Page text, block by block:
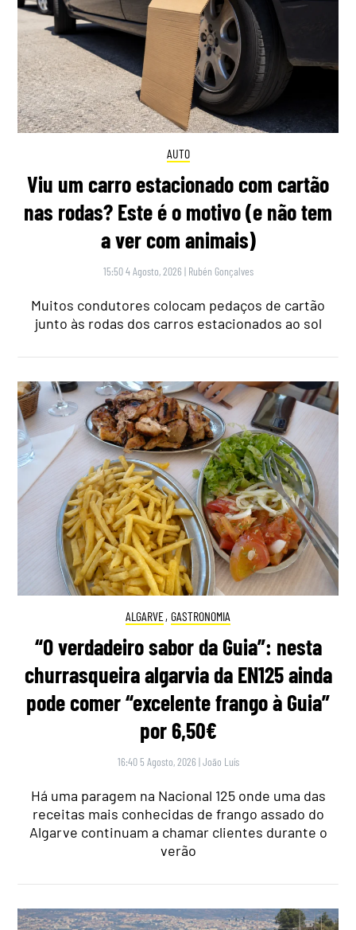
AUTO
Viu um carro estacionado com cartão
nas rodas? Este é o motivo (e não tem
a ver com animais)
15:50 4 Agosto, 2026 | Rubén Gonçalves
Muitos condutores colocam pedaços de cartão
junto às rodas dos carros estacionados ao sol
ALGARVE, GASTRONOMIA
“O verdadeiro sabor da Guia”: nesta
churrasqueira algarvia da EN125 ainda
pode comer “excelente frango à Guia”
por 6,50€
16:40 5 Agosto, 2026 |João Luís
Há uma paragem na Nacional 125 onde uma das
receitas mais conhecidas de frango assado do
Algarve continuam a chamar clientes durante o
verão